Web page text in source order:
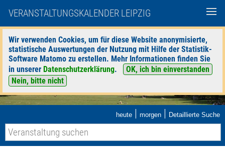
VERANSTALTUNGSKALENDER LEIPZIG
Wir verwenden Cookies, um für diese Website anonymisierte,
statistische Auswertungen der Nutzung mit Hilfe der Statistik-
Software Matomo zu erstellen. Mehr Informationen finden Sie
in unserer Datenschutzerklärung.
OK, ich bin einverstanden
Nein, bitte nicht
heute | morgen | Detaillierte Suche